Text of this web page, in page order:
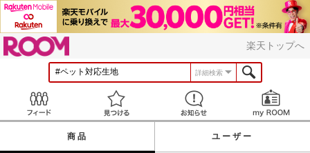
楽天トップへ
詳細検索
見つける お知らせ
商品 ユーザー